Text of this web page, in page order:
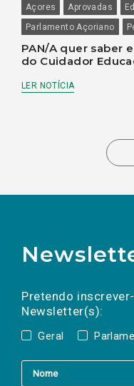
Açores Aprovadas
Parlamento Açoriano
PAN/A quer saber
do Cuidador
LER NOTÍCIA
Pretendo
Newsletter(s):
Geral
a(s) newsletter(s).
mail